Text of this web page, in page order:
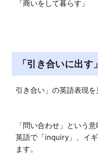
「商いをして暮らす」
「引き合いに出す
引き合い」の英語表現を
「問い合わせ」という
英語で「inquiry」、イ
ます。